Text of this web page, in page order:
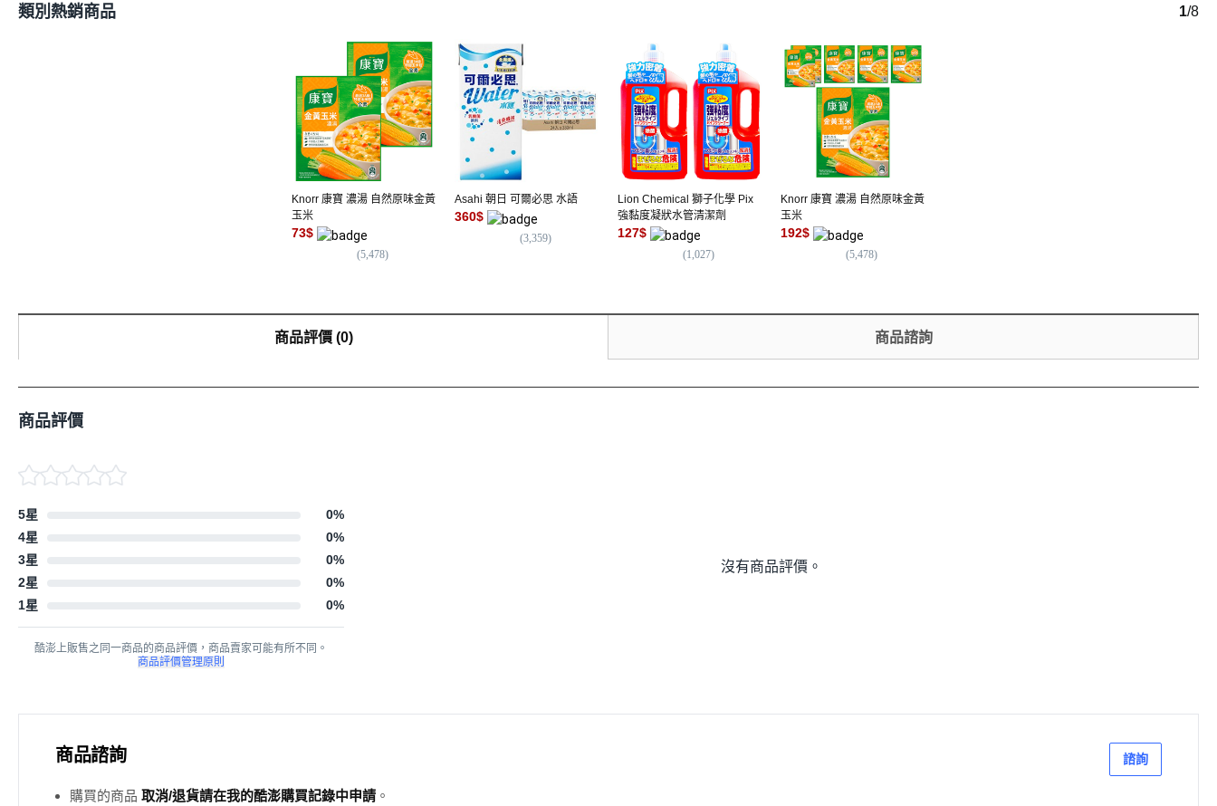
類別熱銷商品 1/8
Knorr 康寶 濃湯 自然原味金黃
玉米
73$
(5,478)
Asahi 朝日 可爾必思 水語
360$
(3,359)
Lion Chemical 獅子化學 Pix
強黏度凝狀水管清潔劑
127$
(1,027)
Knorr 康寶 濃湯 自然原味金黃
玉米
192$
(5,478)
商品評價(0) 商品諮詢
商品評價
5星 0%
4星
0%
3星
0%
2星
0%
1星
0%
酷澎上販售之同一商品的商品評價，商品賣家可能有所不同。
商品評價管理原則
沒有商品評價。
商品諮詢 諮詢
購買的商品 取消/退貨請在我的酷澎購買記錄中申請 。